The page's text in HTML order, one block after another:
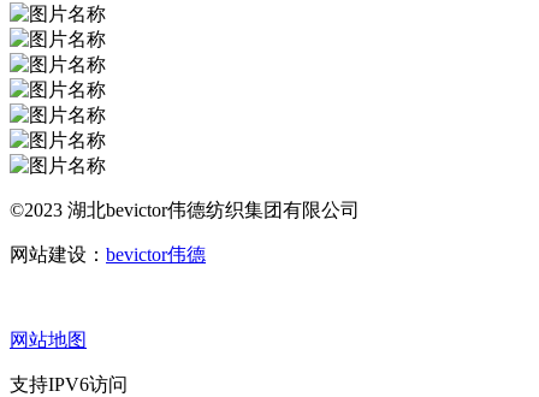
©2023 湖北bevictor伟德纺织集团有限公司
网站建设： bevictor伟德
网站地图
支持IPV6访问